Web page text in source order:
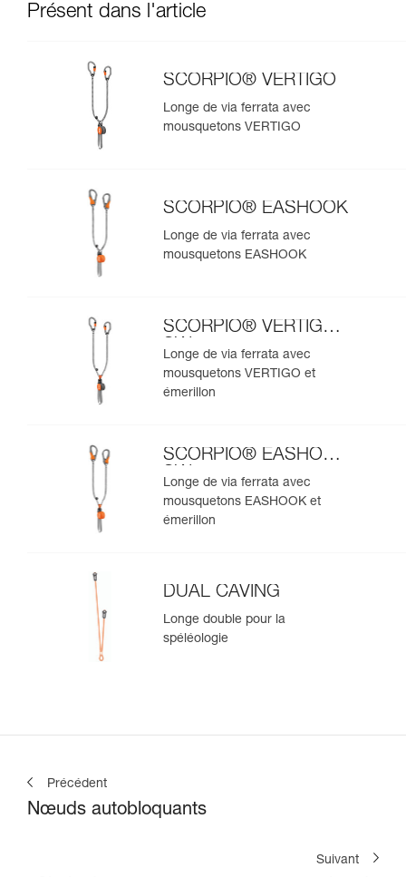
Présent dans l'article
SCORPIO® VERTIGO
Longe de via ferrata avec
mousquetons VERTIGO
SCORPIO® EASHOOK
Longe de via ferrata avec
mousquetons EASHOOK
SCORPIO® VERTIGO
SW
Longe de via ferrata avec
mousquetons VERTIGO et
émerillon
SCORPIO® EASHOOK
SW
Longe de via ferrata avec
mousquetons EASHOOK et
émerillon
DUAL CAVING
Longe double pour la
spéléologie
Précédent
Nœuds autobloquants
Suivant